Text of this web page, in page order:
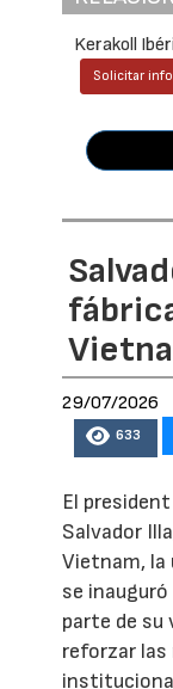
Kerakoll
Solicitar
29/07/2026
633
El
Salvador
Vietnam, la
se
parte de su
reforzar las